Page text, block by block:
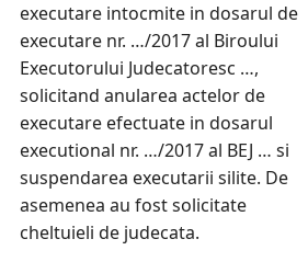
executare intocmite in dosarul de
executare nr. …/2017 al Biroului
Executorului Judecatoresc …,
solicitand anularea actelor de
executare efectuate in dosarul
executional nr. …/2017 al BEJ … si
suspendarea executarii silite. De
asemenea au fost solicitate
cheltuieli de judecata.